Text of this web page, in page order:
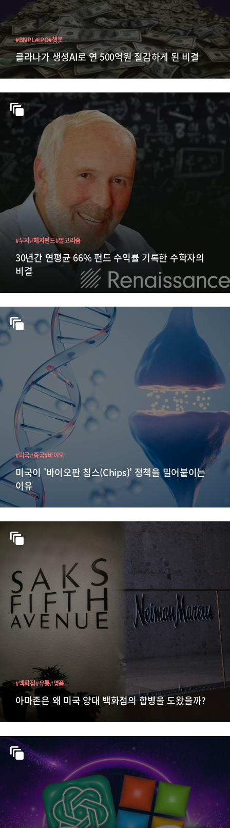
클라나가 생성AI로 연 500억원 절감하게 된 비결
#BNPL#IPO#챗봇
30년간 연평균 66% 펀드 수익률 기록한 수학자의
비결
#투자#헤지펀드#알고리즘
미국이 '바이오판 칩스(Chips)' 정책을 밀어붙이는
이유
#미국#중국#바이오
아마존은 왜 미국 양대 백화점의 합병을 도왔을까?
#백화점#유통#명품